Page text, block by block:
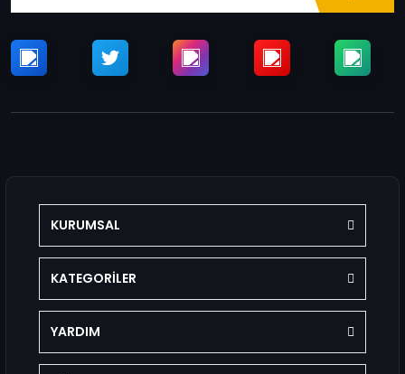
KURUMSAL
KATEGORİLER
YARDIM